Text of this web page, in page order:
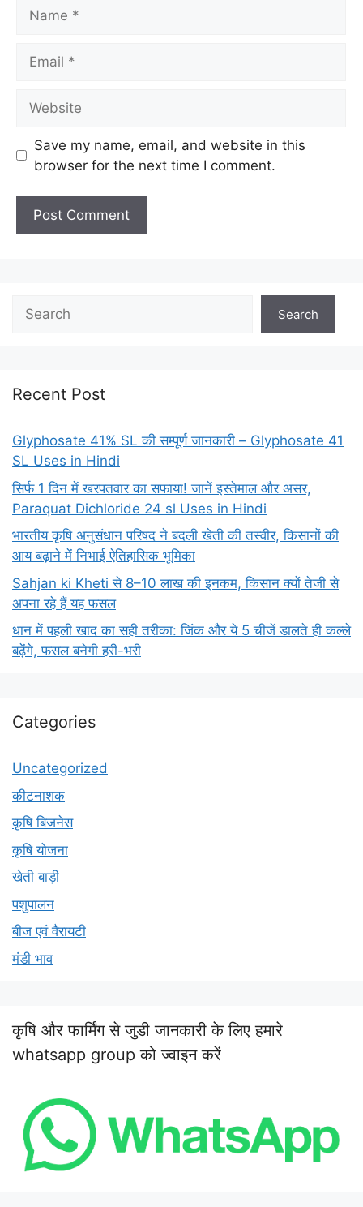
Save my name, email, and website in this
browser for the next time I comment.
Search
Search
Recent Post
Glyphosate 41% SL की सम्पूर्ण जानकारी – Glyphosate 41
SL Uses in Hindi
सिर्फ 1 दिन में खरपतवार का सफाया! जानें इस्तेमाल और असर,
Paraquat Dichloride 24 sl Uses in Hindi
भारतीय कृषि अनुसंधान परिषद ने बदली खेती की तस्वीर, किसानों की
आय बढ़ाने में निभाई ऐतिहासिक भूमिका
Sahjan ki Kheti से 8–10 लाख की इनकम, किसान क्यों तेजी से
अपना रहे हैं यह फसल
धान में पहली खाद का सही तरीका: जिंक और ये 5 चीजें डालते ही कल्ले
बढ़ेंगे, फसल बनेगी हरी-भरी
Categories
Uncategorized
कीटनाशक
कृषि बिजनेस
कृषि योजना
खेती बाड़ी
पशुपालन
बीज एवं वैरायटी
मंडी भाव
कृषि और फार्मिंग से जुडी जानकारी के लिए हमारे
whatsapp group को ज्वाइन करें